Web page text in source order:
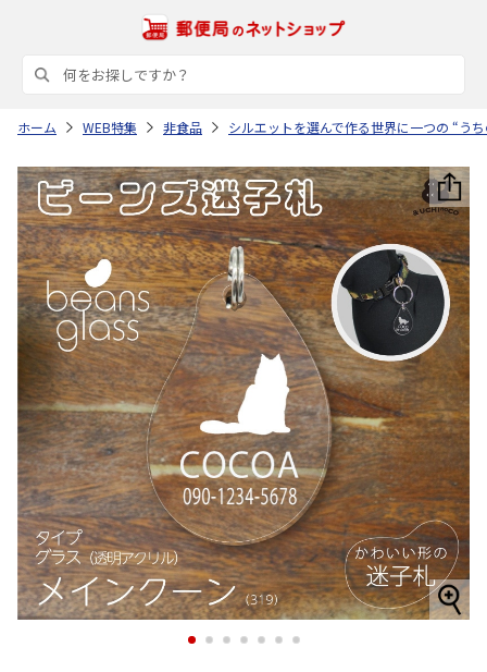
ホーム WEB特集 非食品 シルエットを選んで作る世界に一つの “う
1 2 3 4 5 6 7